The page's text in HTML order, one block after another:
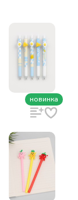
новинка